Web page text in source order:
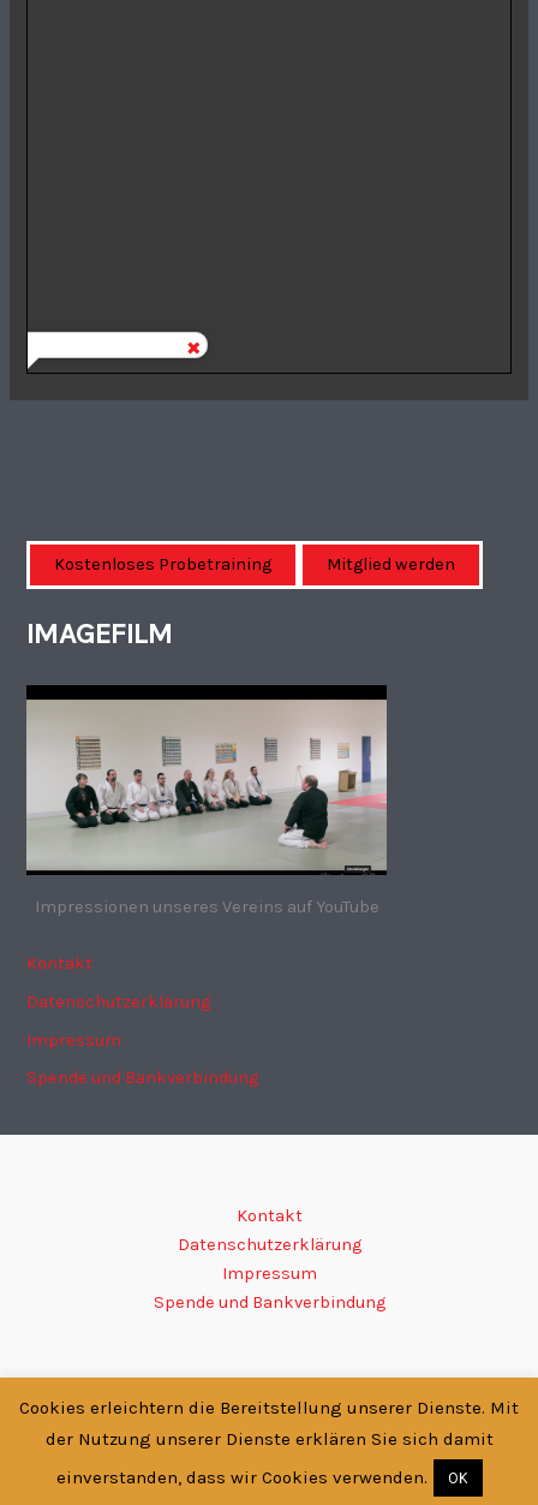
Kostenloses Probetraining Mitglied werden
IMAGEFILM
Impressionen unseres Vereins auf YouTube
Kontakt
Datenschutzerklärung
Impressum
Spende und Bankverbindung
Kontakt
Datenschutzerklärung
Impressum
Spende und Bankverbindung
Copyright © 2026 SC-KODOKAN e.V. | Präsentiert vonAstra-
Cookies erleichtern die Bereitstellung unserer Dienste. Mit
der Nutzung unserer Dienste erklären Sie sich damit
einverstanden, dass wir Cookies verwenden.
OK